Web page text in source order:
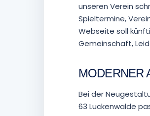
unseren Verein
Spieltermine,
Webseite soll
Gemeinschaft,
MODERNER
Bei der
63 Luckenwalde